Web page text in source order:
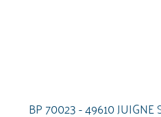
BP 70023 - 49610 JUIGNE